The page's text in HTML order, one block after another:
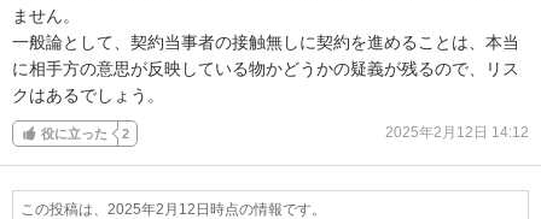
ません。
一般論として、契約当事者の接触無しに契約を進めることは、本当
に相手方の意思が反映している物かどうかの疑義が残るので、リス
クはあるでしょう。
役に立った 2 2025年2月12日 14:12
この投稿は、2025年2月12日時点の情報です。